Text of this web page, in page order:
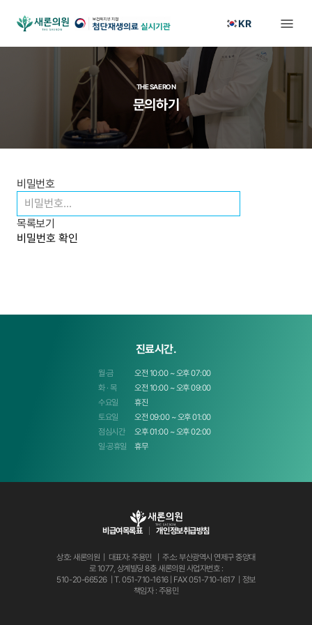
KR
THE SAERON
문의하기
비밀번호
목록보기
비밀번호 확인
비급여목록표 개인정보취급방침
상호: 새론의원 | 대표자: 주용민 | 주소: 부산광역시 연제구 중앙대
로 1077, 상계빌딩 8층 새론의원 사업자번호 :
510-20-66526 | T.051-710-1616| FAX 051-710-1617 | 정보
책임자 : 주용민
진료시간.
월·금
오전 10:00 ~ 오후 07:00
화 · 목
오전 10:00 ~ 오후 09:00
수요일
휴진
토요일
오전 09:00 ~ 오후 01:00
점심시간
오후 01:00 ~ 오후 02:00
일·공휴일
휴무